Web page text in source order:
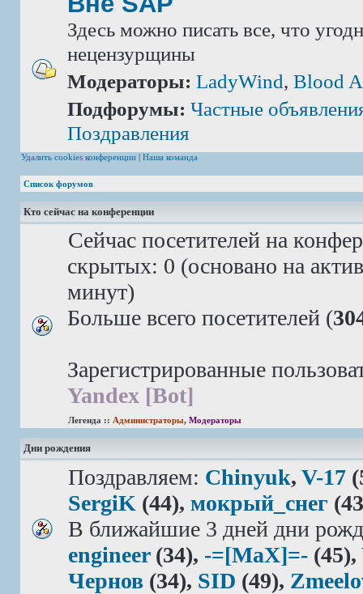
Здесь можно писать все, что
нецензурщины
Модераторы: LadyWind, Blood
Подфорумы: Частные
Поздравления
Удалить cookies конференции | Наша команда
Список форумов
Кто сейчас на конференции
Сейчас посетителей на
скрытых: 0 (основано на
минут)
Больше всего посетителей (
Зарегистрированные
Yandex [Bot]
Легенда :: Администраторы, Модераторы
Дни рождения
Поздравляем: Chinyuk, V-17
SergiK (44), мокрый_снег
В ближайшие 3 дней дни
engineer(34), -=[MaX]=- (45),
Чернов (34), SID (49),